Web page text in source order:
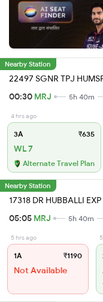
Nearby Station
22497 SGNR TPJ
00:30 MRJ 5h 40m
4 hrs ago
3A ₹635
WL 7
Alternate Travel Plan
Nearby Station
17318 DR HUBBALLI EXP
05:05 MRJ 5h 40m
5 hrs ago
1A ₹1190
Not Available